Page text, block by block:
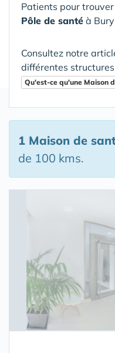
Patients pour trouver
Pôle de santé à
Consultez notre
différentes
Qu'est-ce qu'une Maison
1 Maison de
de 100 kms.